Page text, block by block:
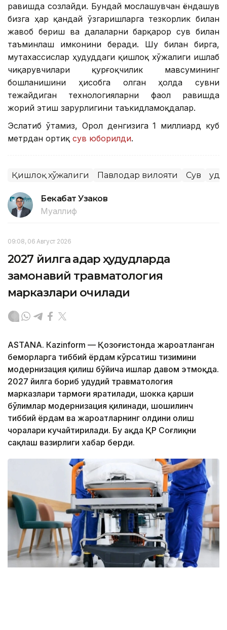
равишда созлайди. Бундай мослашувчан ёндашув
бизга ҳар қандай ўзгаришларга тезкорлик билан
жавоб бериш ва далаларни барқарор сув билан
таъминлаш имконини беради. Шу билан бирга,
мутахассислар ҳудуддаги қишлоқ хўжалиги ишлаб
чиқарувчилари қурғоқчилик мавсумининг
бошланишини ҳисобга олган ҳолда сувни
тежайдиган технологияларни фаол равишда
жорий этиш зарурлигини таъкидламоқдалар.
Эслатиб ўтамиз, Орол денгизига 1 миллиард куб
метрдан ортиқ сув юборилди.
Қишлоқ хўжалиги Павлодар вилояти Сув
Бекабат Узаков
Муаллиф
09:08, 06 Август 2026
2027 йилга қадар ҳудудларда
замонавий травматология
марказлари очилади
ASTANА. Кazinform — Қозоғистонда жароҳатланган
беморларга тиббий ёрдам кўрсатиш тизимини
модернизация қилиш бўйича ишлар давом этмоқда.
2027 йилга бориб ҳудудий травматология
марказлари тармоғи яратилади, шокка қарши
бўлимлар модернизация қилинади, шошилинч
тиббий ёрдам ва жароҳатларнинг олдини олиш
чоралари кучайтирилади. Бу ҳақда ҚР Соғлиқни
сақлаш вазирлиги хабар берди.